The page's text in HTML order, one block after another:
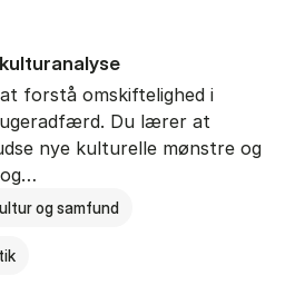
forstå omskiftelighed i
Du lærer at
nye kulturelle mønstre og
og samfund